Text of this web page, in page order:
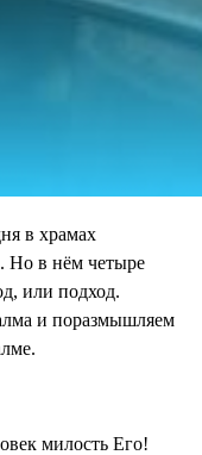
в храмах
Но в нём четыре
или подход.
и поразмышляем
милость Его!